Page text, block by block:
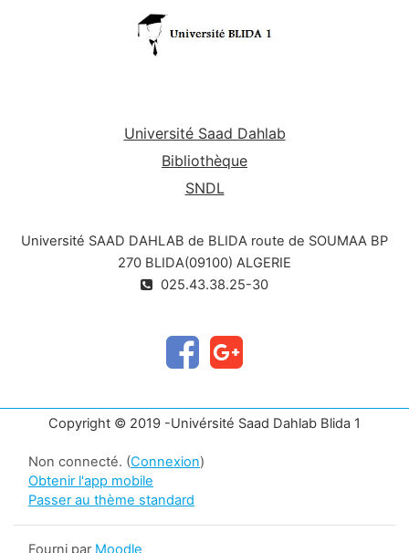
Université Saad Dahlab
Bibliothèque
SNDL
Université SAAD DAHLAB de BLIDA route de SOUMAA BP
270 BLIDA(09100) ALGERIE
025.43.38.25-30
Copyright © 2019 -Univérsité Saad Dahlab Blida 1
Non connecté. (Connexion)
Obtenir l'app mobile
Passer au thème standard
Fourni par Moodle